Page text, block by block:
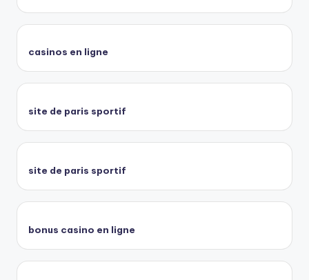
casinos en ligne
site de paris sportif
site de paris sportif
bonus casino en ligne